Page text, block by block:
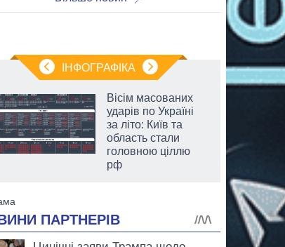
ІНФОГРАФІКА
Вісім масованих
ударів по Україні
за літо: Київ та
область стали
головною ціллю
рф